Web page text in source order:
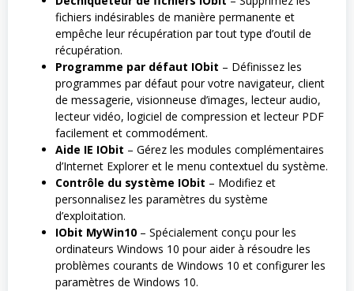
fichiers indésirables de manière permanente et
empêche leur récupération par tout type d’outil de
récupération.
Programme par défaut IObit – Définissez les
programmes par défaut pour votre navigateur, client
de messagerie, visionneuse d’images, lecteur audio,
lecteur vidéo, logiciel de compression et lecteur PDF
facilement et commodément.
Aide IE IObit – Gérez les modules complémentaires
d’Internet Explorer et le menu contextuel du système.
Contrôle du système IObit – Modifiez et
personnalisez les paramètres du système
d’exploitation.
IObit MyWin10 – Spécialement conçu pour les
ordinateurs Windows 10 pour aider à résoudre les
problèmes courants de Windows 10 et configurer les
paramètres de Windows 10.